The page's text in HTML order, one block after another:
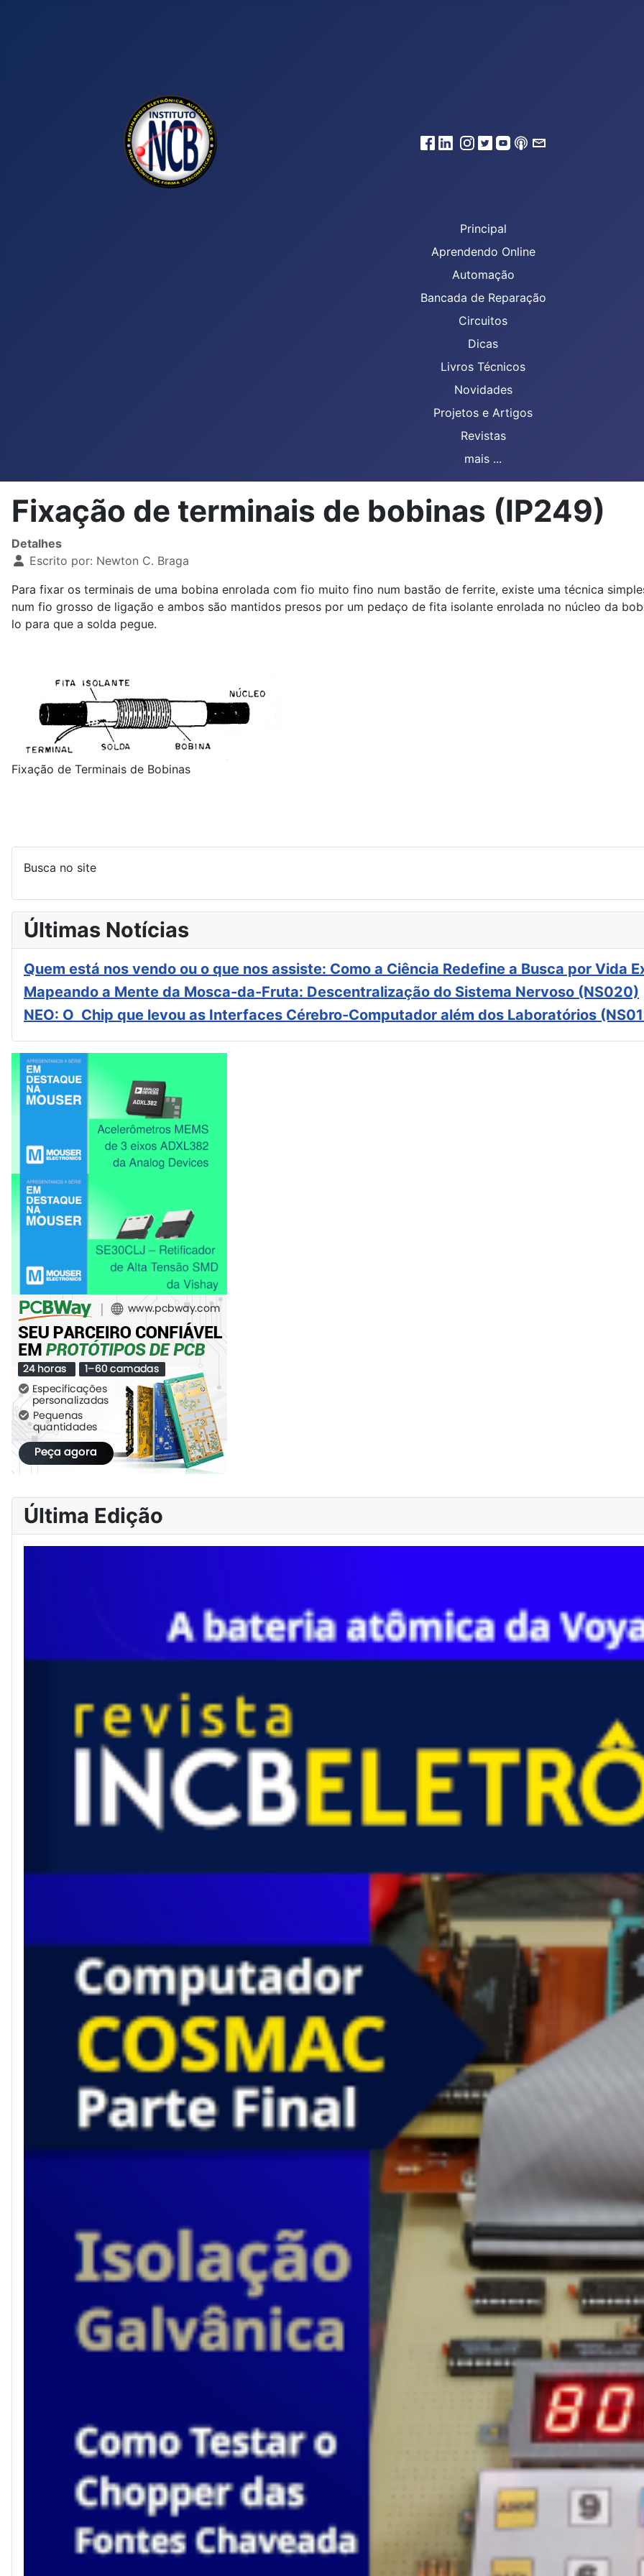
Principal
Aprendendo Online
Automação
Bancada de Reparação
Circuitos
Dicas
Livros Técnicos
Novidades
Projetos e Artigos
Revistas
mais ...
Fixação de terminais de bobinas (IP249)
Detalhes
Escrito por: Newton C. Braga
Para fixar os terminais de uma bobina enrolada com fio muito fino num bastão de ferrite, existe uma técnica
num fio grosso de ligação e ambos são mantidos presos por um pedaço de fita isolante enrolada no núcleo da
lo para que a solda pegue.
Fixação de Terminais de Bobinas
Busca no site
Últimas Notícias
Quem está nos vendo ou o que nos assiste: Como a Ciência Redefine a Busca por Vida
Mapeando a Mente da Mosca-da-Fruta: Descentralização do Sistema Nervoso (NS020)
NEO: O Chip que levou as Interfaces Cérebro-Computador além dos Laboratórios
Última Edição